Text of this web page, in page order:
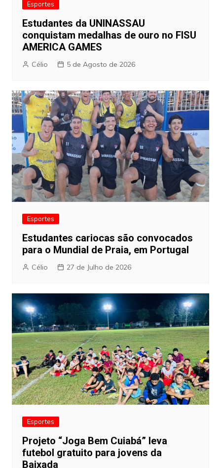
Esportes
Estudantes da UNINASSAU
conquistam medalhas de ouro no FISU
AMERICA GAMES
Célio 5 de Agosto de 2026
Esportes
Estudantes cariocas são convocados
para o Mundial de Praia, em Portugal
Célio 27 de Julho de 2026
Esportes
Projeto “Joga Bem Cuiabá” leva
futebol gratuito para jovens da
Baixada